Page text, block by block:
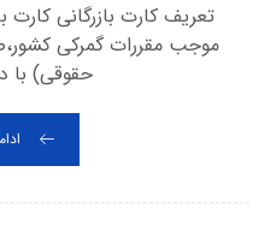
تعریف کارت بازرگانی
موجب مقررات گمرکی
حقوقی)